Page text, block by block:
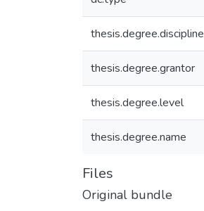
thesis.degree.discipline
thesis.degree.grantor
thesis.degree.level
thesis.degree.name
Files
Original bundle